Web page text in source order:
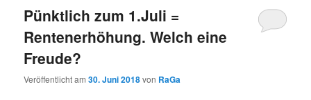
Pünktlich zum 1.Juli =
Rentenerhöhung. Welch eine
Freude?
Veröffentlicht am30. Juni 2018von RaGa